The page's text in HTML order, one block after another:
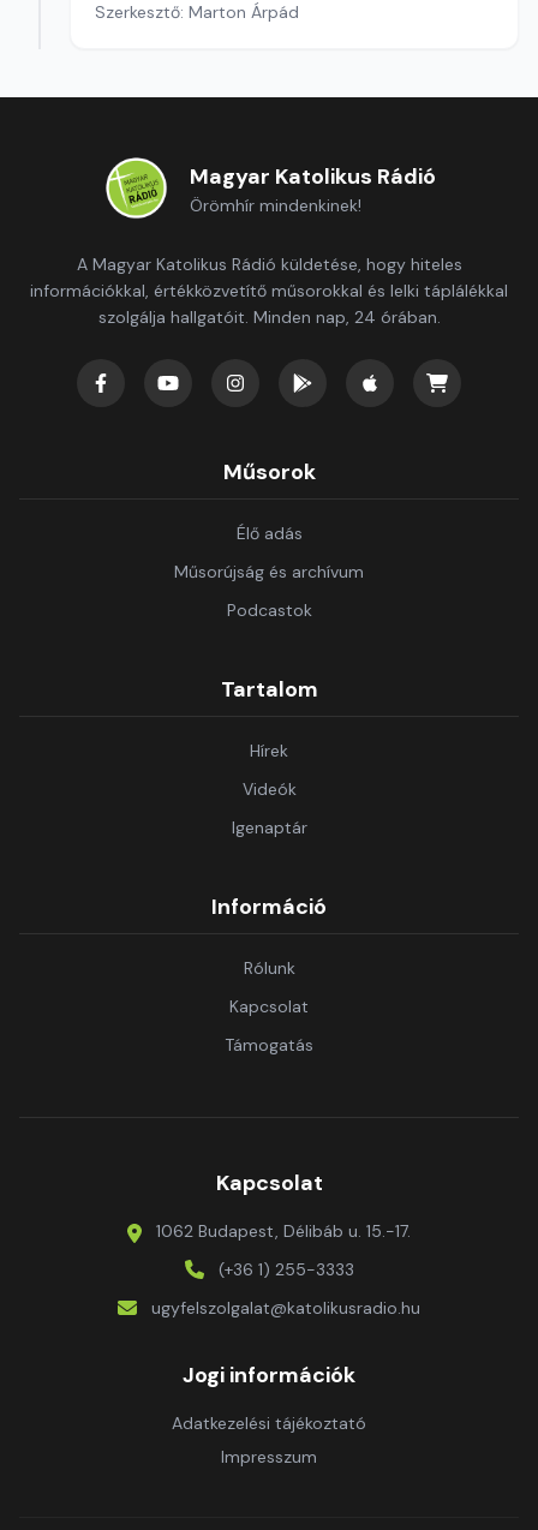
Szerkesztő: Marton Árpád
Magyar Katolikus Rádió
Örömhír mindenkinek!
A Magyar Katolikus Rádió küldetése, hogy hiteles
információkkal, értékközvetítő műsorokkal és lelki táplálékkal
szolgálja hallgatóit. Minden nap, 24 órában.
Műsorok
Élő adás
Műsorújság és archívum
Podcastok
Tartalom
Hírek
Videók
Igenaptár
Információ
Rólunk
Kapcsolat
Támogatás
Kapcsolat
1062 Budapest, Délibáb u. 15.-17.
(+36 1) 255-3333
ugyfelszolgalat@katolikusradio.hu
Jogi információk
Adatkezelési tájékoztató
Impresszum